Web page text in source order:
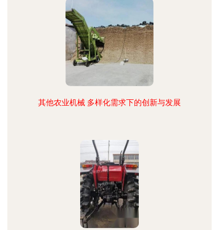
其他农业机械 多样化需求下的创新与发展